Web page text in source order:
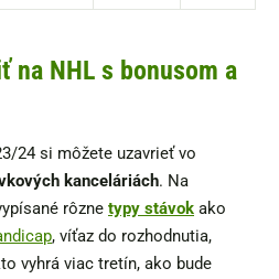
na NHL s bonusom a
24 si môžete uzavrieť vo
kanceláriách. Na
rôzne typy stávok ako
, víťaz do rozhodnutia,
vyhrá viac tretín, ako bude